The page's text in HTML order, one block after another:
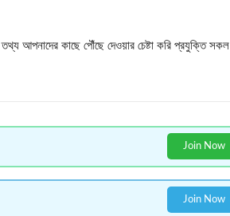
তথ্য আপনাদের কাছে পৌঁছে দেওয়ার চেষ্টা করি প্রযুক্তি সকল
Join Now
Join Now